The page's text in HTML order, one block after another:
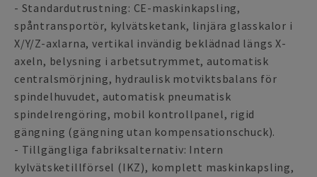
- Standardutrustning: CE-maskinkapsling,
spåntransportör, kylvätsketank, linjära glasskalor i
X/Y/Z-axlarna, vertikal invändig beklädnad längs X-
axeln, belysning i arbetsutrymmet, automatisk
centralsmörjning, hydraulisk motviktsbalans för
spindelhuvudet, automatisk pneumatisk
spindelrengöring, mobil kontrollpanel, rigid
gängning (gängning utan kompensationschuck).
- Tillgängliga fabriksalternativ: Intern
kylvätsketillförsel (IKZ), komplett maskinkapsling,